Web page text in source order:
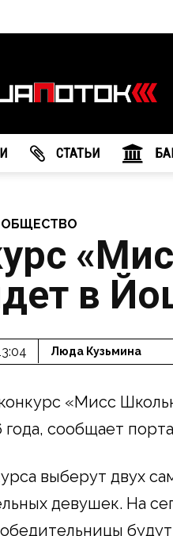
агентство
"МедиаПоток"
CТАТЬИ
ОБЩЕСТВО
в
Люда Кузьмина
«Мисс
года, сообщает
выберут двух
девушек. На